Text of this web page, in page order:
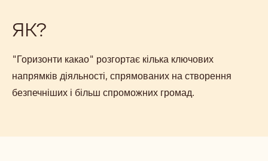
s
i
n
e
ЯК?
"Горизонти какао" розгортає кілька ключових
напрямків діяльності, спрямованих на створення
безпечніших і більш спроможних громад.